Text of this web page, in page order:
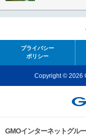
プライバシー
ポリシー
Copyright © 2026
GMOインターネットグル